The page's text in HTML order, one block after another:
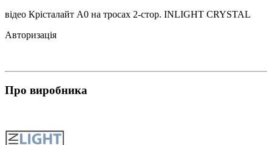
відео Крісталайт А0 на тросах 2-стор. INLIGHT CRYSTAL
Авторизація
Про виробника